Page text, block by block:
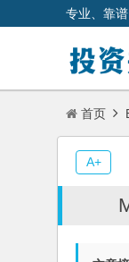
专业、靠
首页
A+